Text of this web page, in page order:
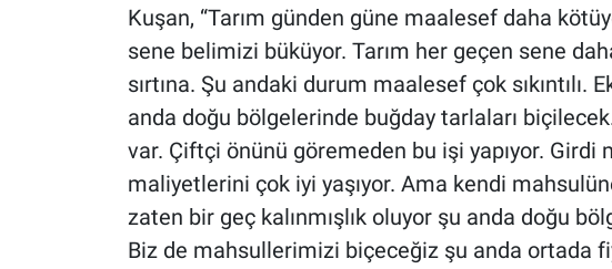
Kuşan, “Tarım günden güne maalesef daha
sene belimizi büküyor. Tarım her geçen sene
sırtına. Şu andaki durum maalesef çok sıkıntılı.
anda doğu bölgelerinde buğday tarlaları
var. Çiftçi önünü göremeden bu işi yapıyor. Girdi
maliyetlerini çok iyi yaşıyor. Ama kendi
zaten bir geç kalınmışlık oluyor şu anda doğu
Biz de mahsullerimizi biçeceğiz şu anda ortada